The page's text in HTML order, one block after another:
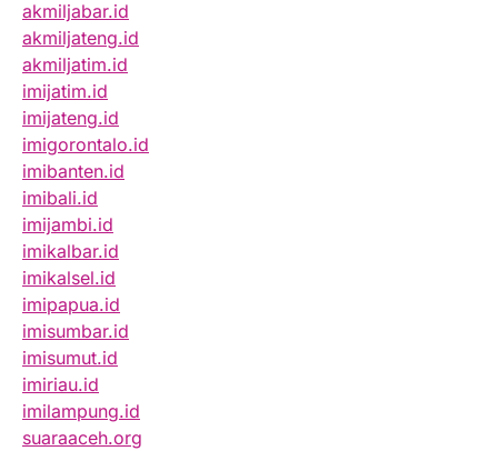
akmiljabar.id
akmiljateng.id
akmiljatim.id
imijatim.id
imijateng.id
imigorontalo.id
imibanten.id
imibali.id
imijambi.id
imikalbar.id
imikalsel.id
imipapua.id
imisumbar.id
imisumut.id
imiriau.id
imilampung.id
suaraaceh.org